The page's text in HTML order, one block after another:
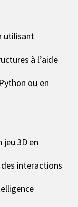
utilisant
à l’aide
ou en
3D en
interactions